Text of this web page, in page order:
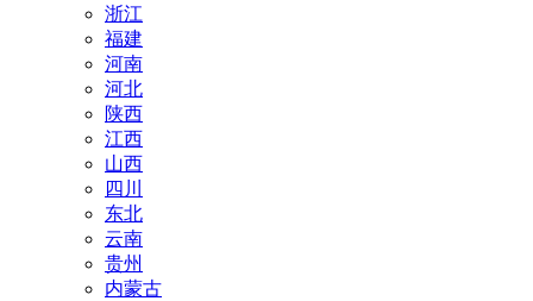
浙江
福建
河南
河北
陕西
江西
山西
四川
东北
云南
贵州
内蒙古